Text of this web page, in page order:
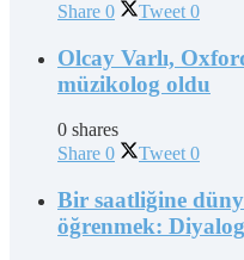
Share 0 Tweet 0
Olcay Varlı,
müzikolog oldu
0 shares
Share 0 Tweet 0
Bir saatliğine
öğrenmek: